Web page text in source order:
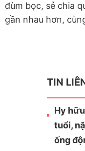
đùm bọc, sẻ chia
gần nhau hơn,
TIN
Hy
tuổi,
ống